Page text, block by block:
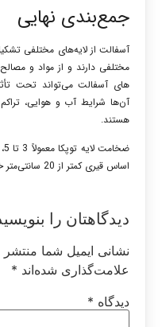
جمع‌بندی نهایی
آسفالت از لایه‌های مختلفی
مختلفی دارند و از مواد و
های آسفالت می‌تواند تحت
آن‌ها شرایط آب و هوایی،
هستند.
اساس قیری کمتر از 20 سانتی‌متر خواهند بود.
دیدگاهتان را
نشانی ایمیل شما منتشر
علامت‌گذاری شده‌اند *
دیدگاه *